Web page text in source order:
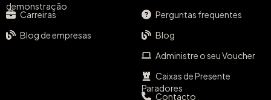
demonstração
Carreiras
Blog de empresas
Perguntas frequentes
Blog
Administre o seu Voucher
Caixas de Presente
Paradores
Contacto